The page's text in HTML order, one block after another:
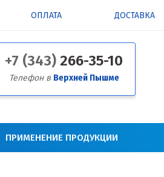
ОПЛАТА ДОСТАВКА
+7 (343) 266-35-10
Телефон в Верхней Пышме
ПРИМЕНЕНИЕ ПРОДУКЦИИ